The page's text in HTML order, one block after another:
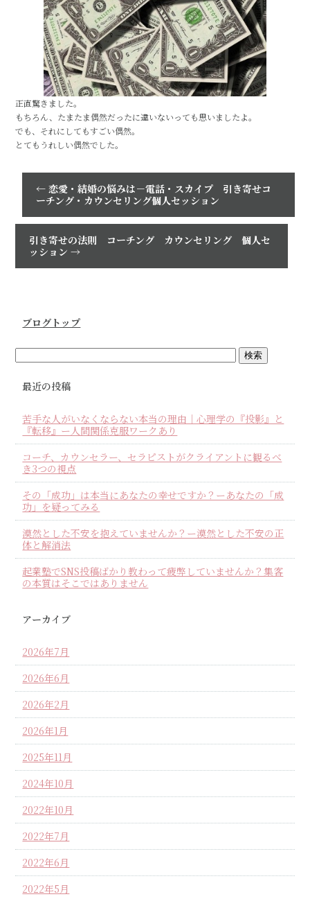
正直驚きました。
もちろん、たまたま偶然だったに違いないっても思いましたよ。
でも、それにしてもすごい偶然。
とてもうれしい偶然でした。
← 恋愛・結婚の悩みは－電話・スカイプ 引き寄せコ
ーチング・カウンセリング個人セッション
引き寄せの法則 コーチング カウンセリング 個人セ
ッション→
ブログトップ
最近の投稿
苦手な人がいなくならない本当の理由｜心理学の『投影』と
『転移』ー人間関係克服ワークあり
コーチ、カウンセラー、セラピストがクライアントに観るべ
き3つの視点
その「成功」は本当にあなたの幸せですか？ーあなたの「成
功」を疑ってみる
漠然とした不安を抱えていませんか？ー漠然とした不安の正
体と解消法
起業塾でSNS投稿ばかり教わって疲弊していませんか？集客
の本質はそこではありません
アーカイブ
2026年7月
2026年6月
2026年2月
2026年1月
2025年11月
2024年10月
2022年10月
2022年7月
2022年6月
2022年5月